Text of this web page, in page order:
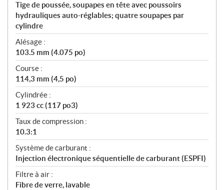
Tige de poussée, soupapes en tête avec poussoirs
hydrauliques auto-réglables; quatre soupapes par
cylindre
Alésage :
103.5 mm (4.075 po)
Course :
114,3 mm (4,5 po)
Cylindrée :
1 923 cc (117 po3)
Taux de compression :
10.3:1
Système de carburant :
Injection électronique séquentielle de carburant (ESPFI)
Filtre à air :
Fibre de verre, lavable